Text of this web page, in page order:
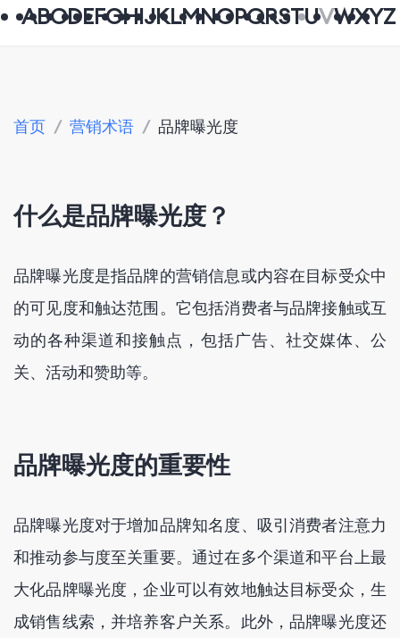
ABCDEFGHIJKLMNOPQRSTUVWXYZ
首页 / 营销术语 / 品牌曝光度
什么是品牌曝光度？
品牌曝光度是指品牌的营销信息或内容在目标受众中
的可见度和触达范围。它包括消费者与品牌接触或互
动的各种渠道和接触点，包括广告、社交媒体、公
关、活动和赞助等。
品牌曝光度的重要性
品牌曝光度对于增加品牌知名度、吸引消费者注意力
和推动参与度至关重要。通过在多个渠道和平台上最
大化品牌曝光度，企业可以有效地触达目标受众，生
成销售线索，并培养客户关系。此外，品牌曝光度还